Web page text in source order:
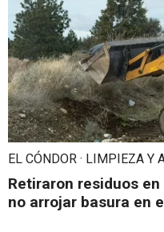
EL CÓNDOR · LIMPIEZA Y
Retiraron residuos
no arrojar basura en